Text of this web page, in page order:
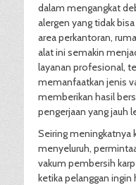
dalam mengangkat
alergen yang tidak
area perkantoran,
alat ini semakin
layanan profesional,
memanfaatkan jenis
memberikan hasil
pengerjaan yang jauh
Seiring meningkatnya
menyeluruh,
vakum pembersih
ketika pelanggan